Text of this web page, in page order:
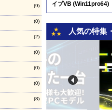
(9)
(0)
(2)
(0)
(0)
(0)
(8)
イプVB (Win11pro64)
5N8
人気の特集